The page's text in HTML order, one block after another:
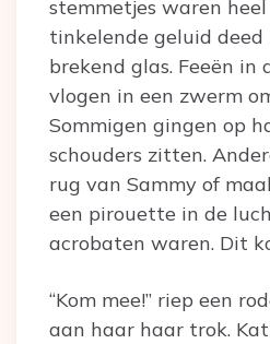
stemmetjes waren
tinkelende geluid
brekend glas. Feeën in
vlogen in een zwerm
Sommigen gingen op
schouders zitten.
rug van Sammy of
een pirouette in de
acrobaten waren. Dit
“Kom mee!” riep een
aan haar haar trok.